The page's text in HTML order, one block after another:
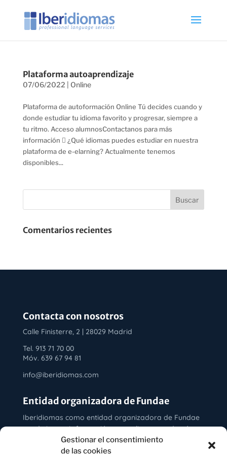
Gestionar el consentimiento
de las cookies
Plataforma autoaprendizaje
07/06/2022 Online
Plataforma de autoformación Online Tú decides cuando y
donde estudiar tu idioma favorito y progresar, siempre a
tu ritmo. Acceso alumnosContactanos para más
información  ¿Qué idiomas puedes estudiar en nuestra
plataforma de e-elarning? Actualmente tenemos
disponibles...
Comentarios recientes
Contacta con nosotros
Calle Finisterre, 2 | 28029 Madrid
Tel. 913 71 70 00
Móv. 639 67 94 81
info@iberidiomas.com
Entidad organizadora de Fundae
Iberidiomas como entidad organizadora de Fundae
puede impartir formación a sus clientes y además
realizar toda la tramitación de las bonificaciones de
los cursos impartidos.